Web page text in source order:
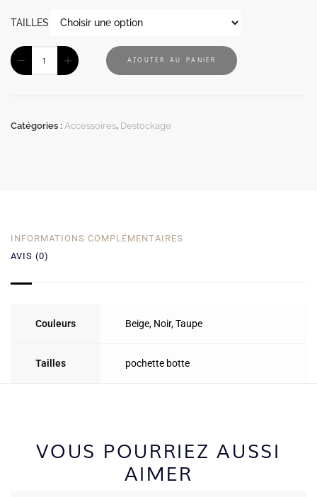
TAILLES
AJOUTER AU PANIER
Catégories : Accessoires, Destockage
INFORMATIONS COMPLÉMENTAIRES
AVIS (0)
Couleurs Beige, Noir,Taupe
Tailles pochette botte
VOUS POURRIEZ AUSSI
AIMER